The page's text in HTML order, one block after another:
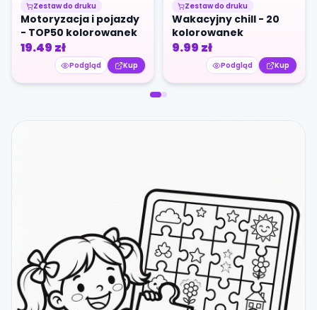
Zestaw do druku
Motoryzacja i pojazdy
- TOP50 kolorowanek
19.49 zł
Podgląd Kup
Zestaw do druku
Wakacyjny chill - 20
kolorowanek
9.99 zł
Podgląd Kup